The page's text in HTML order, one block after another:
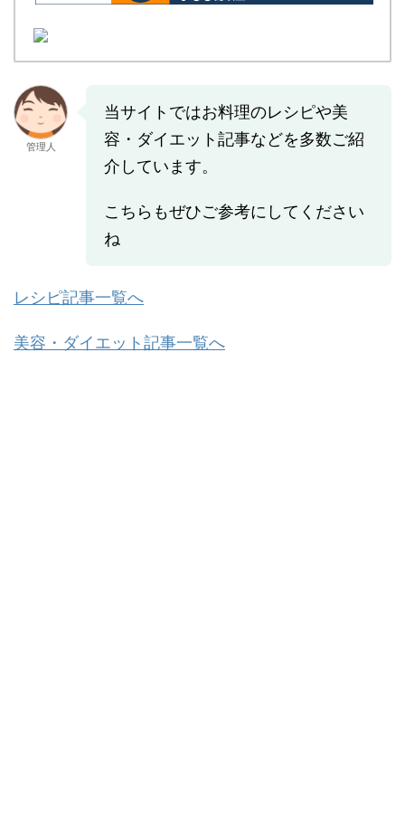
管理人
当サイトではお料理のレシピや美
容・ダイエット記事などを多数ご紹
介しています。
こちらもぜひご参考にしてください
ね
レシピ記事一覧へ
美容・ダイエット記事一覧へ